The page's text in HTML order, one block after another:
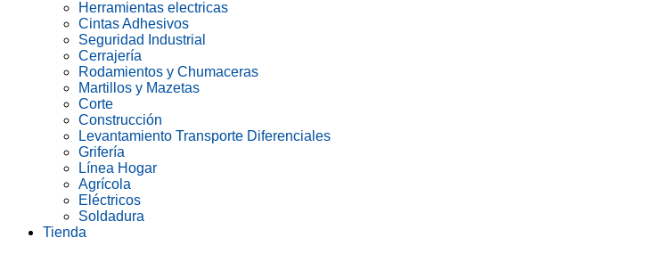
Herramientas electricas
Cintas Adhesivos
Seguridad Industrial
Cerrajería
Rodamientos y Chumaceras
Martillos y Mazetas
Corte
Construcción
Levantamiento Transporte Diferenciales
Grifería
Línea Hogar
Agrícola
Eléctricos
Soldadura
Tienda